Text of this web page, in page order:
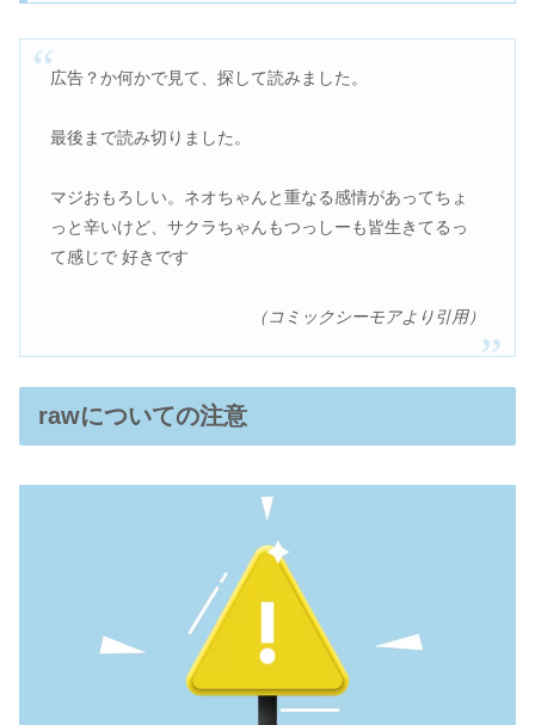
広告？か何かで見て、探して読みました。
最後まで読み切りました。
マジおもろしい。ネオちゃんと重なる感情があってちょ
っと辛いけど、サクラちゃんもつっしーも皆生きてるっ
て感じで 好きです
（コミックシーモアより引用）
rawについての注意